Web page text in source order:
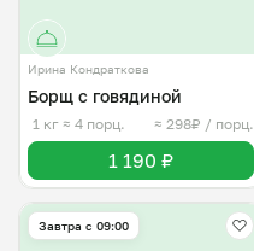
Ирина Кондраткова
Борщ с говядиной
1 кг ≈ 4 порц. ≈ 298₽ / порц.
1 190 ₽
Завтра c 09:00